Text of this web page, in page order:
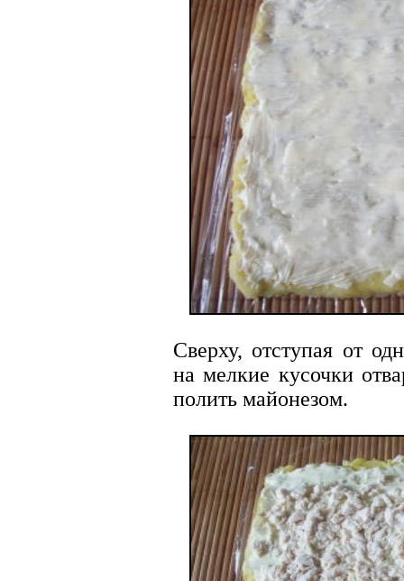
Сверху, отступая от
на мелкие кусочки
полить майонезом.